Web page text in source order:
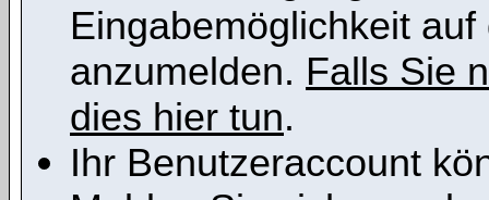
Eingabemöglichkeit
anzumelden. Falls Sie
dies hier tun.
Ihr Benutzeraccount